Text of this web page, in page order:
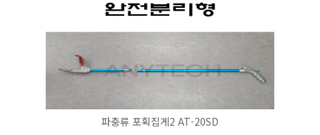
파충류 포획집게2 AT-20SD